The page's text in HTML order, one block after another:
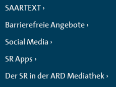
SAARTEXT
Barrierefreie Angebote
Social Media
SR Apps
Der SR in der ARD Mediathek